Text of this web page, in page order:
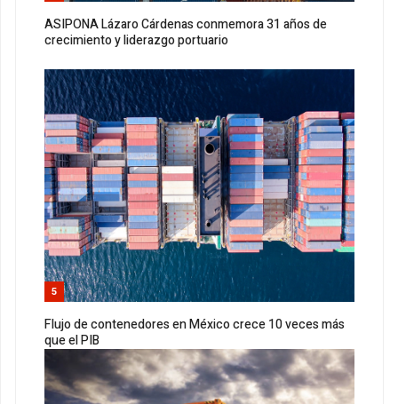
ASIPONA Lázaro Cárdenas conmemora 31 años de
crecimiento y liderazgo portuario
5
Flujo de contenedores en México crece 10 veces más
que el PIB